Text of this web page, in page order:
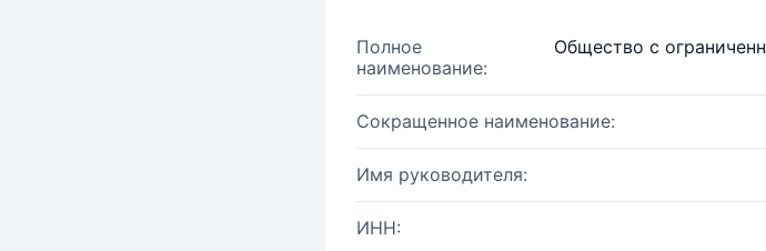
Полное
наименование:
Общество с
Сокращенное наименование:
Имя руководителя:
ИНН: